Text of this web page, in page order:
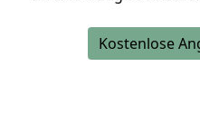
Kostenlose